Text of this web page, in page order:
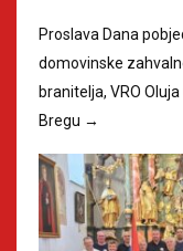
Proslava Dana
domovinske
branitelja, VRO
Bregu →